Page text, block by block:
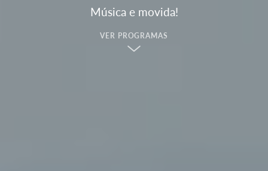
Música e movida!
VER PROGRAMAS